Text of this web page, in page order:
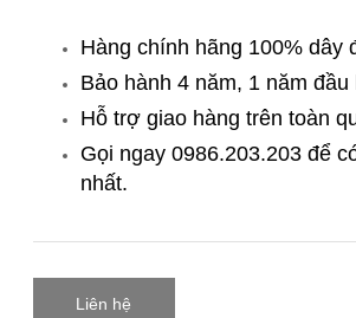
Hàng chính hãng 100% dây
Bảo hành 4 năm, 1 năm
Hỗ trợ giao hàng trên toàn
Gọi ngay 0986.203.203 để
nhất.
Liên hệ